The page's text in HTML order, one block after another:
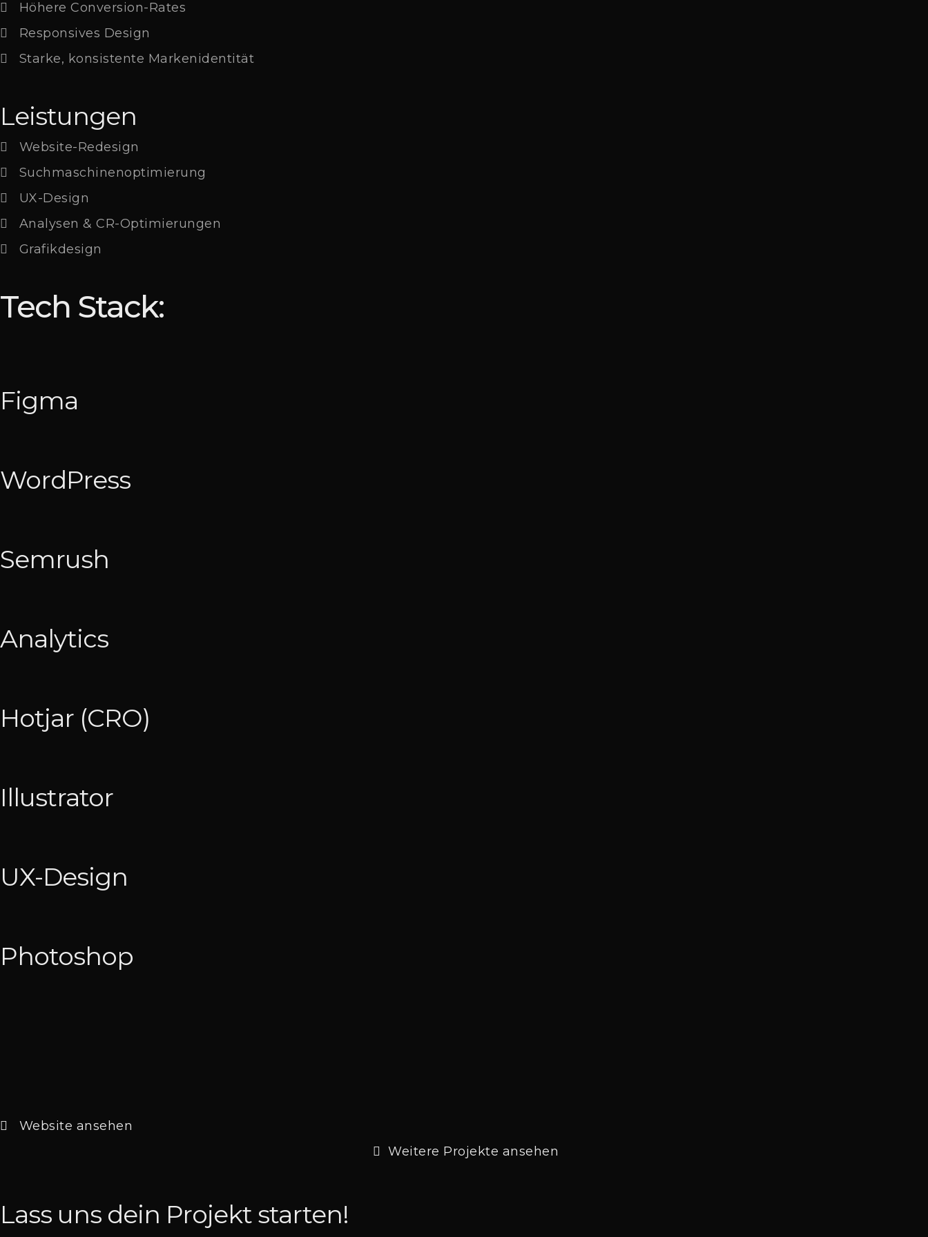
Höhere Conversion-Rates
Responsives Design
Starke, konsistente Markenidentität
Leistungen
Website-Redesign
Suchmaschinenoptimierung
UX-Design
Analysen & CR-Optimierungen
Grafikdesign
Tech Stack:
Figma
WordPress
Semrush
Analytics
Hotjar (CRO)
Illustrator
UX-Design
Photoshop
Website ansehen
Weitere Projekte ansehen
Lass uns dein Projekt starten!